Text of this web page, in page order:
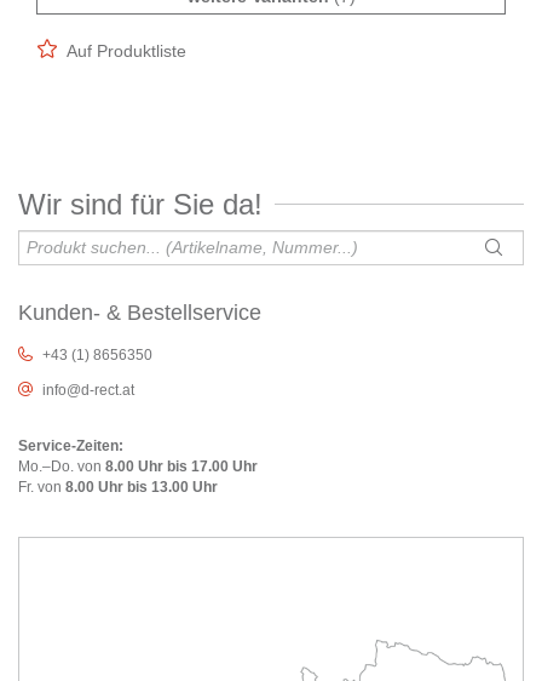
Auf Produktliste
Wir sind für Sie da!
Kunden- & Bestellservice
+43 (1) 8656350
info@d-rect.at
Service-Zeiten:
Mo.–Do. von 8.00 Uhr bis 17.00 Uhr
Fr. von 8.00 Uhr bis 13.00 Uhr